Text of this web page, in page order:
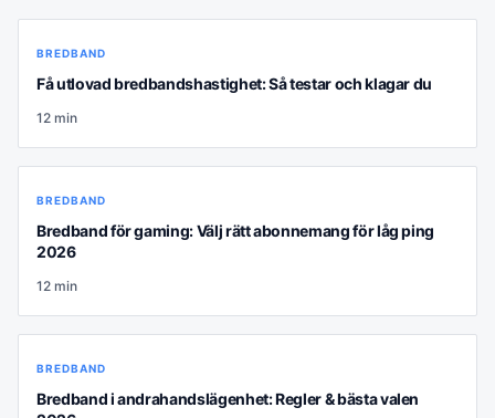
BREDBAND
Få utlovad bredbandshastighet: Så testar och klagar du
12 min
BREDBAND
Bredband för gaming: Välj rätt abonnemang för låg ping
2026
12 min
BREDBAND
Bredband i andrahandslägenhet: Regler & bästa valen